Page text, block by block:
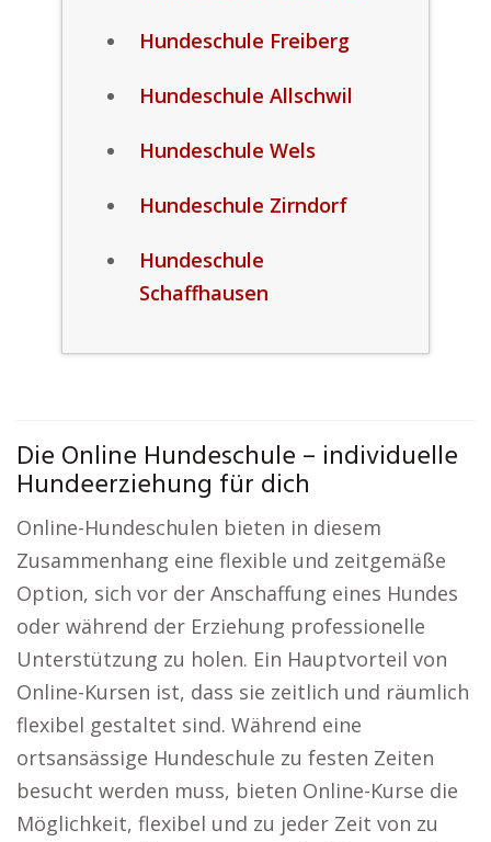
Hundeschule Freiberg
Hundeschule Allschwil
Hundeschule Wels
Hundeschule Zirndorf
Hundeschule
Schaffhausen
Die Online Hundeschule – individuelle
Hundeerziehung für dich
Online-Hundeschulen bieten in diesem
Zusammenhang eine flexible und zeitgemäße
Option, sich vor der Anschaffung eines Hundes
oder während der Erziehung professionelle
Unterstützung zu holen. Ein Hauptvorteil von
Online-Kursen ist, dass sie zeitlich und räumlich
flexibel gestaltet sind. Während eine
ortsansässige Hundeschule zu festen Zeiten
besucht werden muss, bieten Online-Kurse die
Möglichkeit, flexibel und zu jeder Zeit von zu